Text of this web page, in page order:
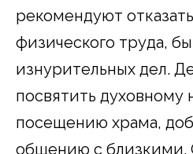
рекомендуют
физического труда,
изнурительных дел.
посвятить духовному
посещению храма,
общению с близкими.